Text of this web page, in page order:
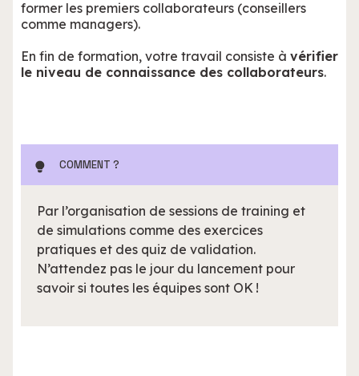
former les premiers collaborateurs (conseillers
comme managers).
En fin de formation, votre travail consiste à vérifier
le niveau de connaissance des collaborateurs.
COMMENT ?
Par l’organisation de sessions de training et
de simulations comme des exercices
pratiques et des quiz de validation.
N’attendez pas le jour du lancement pour
savoir si toutes les équipes sont OK !